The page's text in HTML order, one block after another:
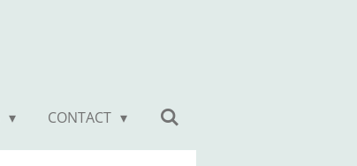
CONTACT